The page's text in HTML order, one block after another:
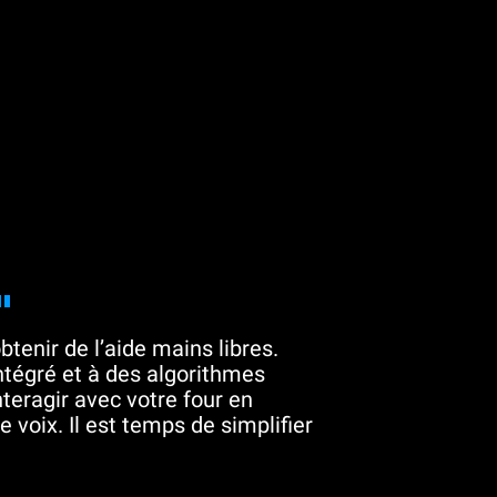
de l’aide mains libres.
et à des algorithmes
avec votre four en
voix. Il est temps de simplifier